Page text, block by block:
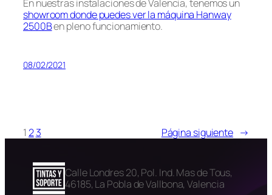
En nuestras instalaciones de Valencia, tenemos un
showroom donde puedes ver la máquina Hanway
2500Ben pleno funcionamiento.
08/02/2021
1 23 Página siguiente →
Calle Londres 20, Pol. Ind. Mas de Tous,
46185, La Pobla de Vallbona, Valencia